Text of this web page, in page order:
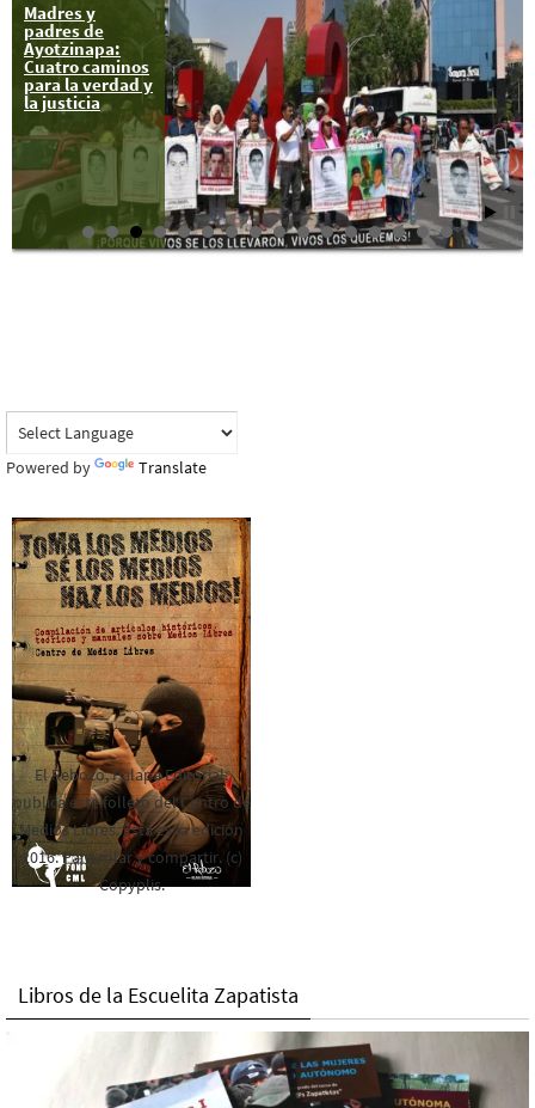
Madres y
padres de
Ayotzinapa:
Cuatro caminos
para la verdad y
la justicia
5 y 6 feb:
Ayotzinapa
convoca al
Encuentro
Nacional por la
Indignación
Powered by Translate
El Rebozo, Palapa Editorial,
publica este folleto del Centro de
Medios Libres. Esta es la edición
2016. Para rolar y compartir. (c)
Copyplis.
Libros de la Escuelita Zapatista